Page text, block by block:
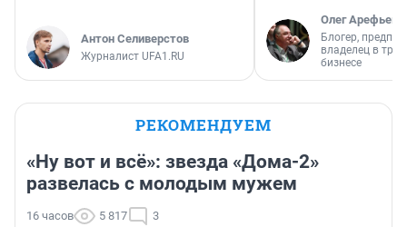
Антон Селиверстов
Журналист UFA1.RU
Олег Арефьев
Блогер,
владелец в
бизнесе
РЕКОМЕНДУЕМ
«Ну вот и всё»: звезда «Дома-2»
развелась с молодым мужем
16 часов 5 817 3